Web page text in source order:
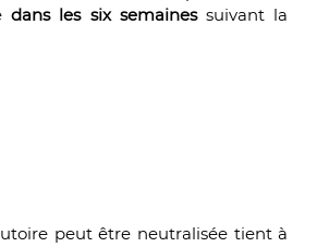
dans les six semainessuivant la
peut être neutralisée tient à